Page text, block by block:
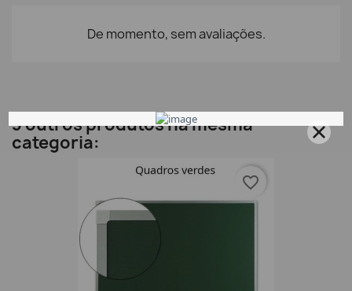
De momento, sem avaliações.
3 outros produtos na mesma
categoria:
favorite_border